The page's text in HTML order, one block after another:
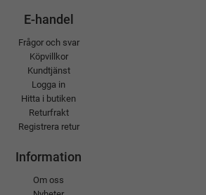
E-handel
Frågor och svar
Köpvillkor
Kundtjänst
Logga in
Hitta i butiken
Returfrakt
Registrera retur
Information
Om oss